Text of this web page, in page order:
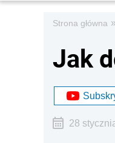
Strona główna »
Jak
28